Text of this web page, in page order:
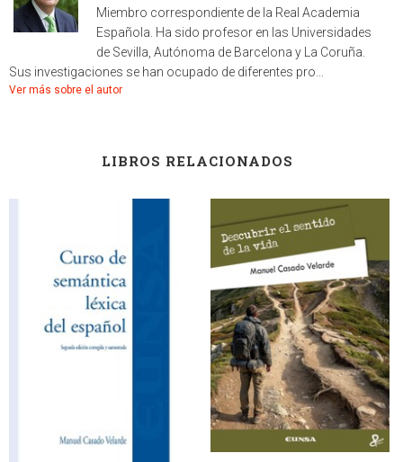
Miembro correspondiente de la Real Academia
Española. Ha sido profesor en las Universidades
de Sevilla, Autónoma de Barcelona y La Coruña.
Sus investigaciones se han ocupado de diferentes pro...
Ver más sobre el autor
LIBROS RELACIONADOS